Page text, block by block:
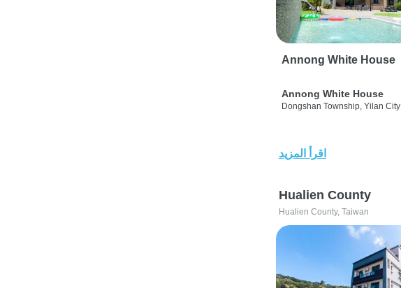
Annong White House
Annong White House
Dongshan Township, Yilan City
اقرأ المزيد
Hualien County
Hualien County, Taiwan